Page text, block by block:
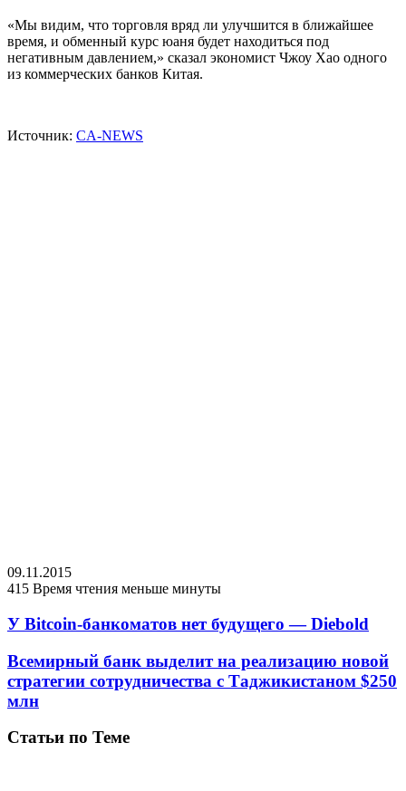
«Мы видим, что торговля вряд ли улучшится в ближайшее
время, и обменный курс юаня будет находиться под
негативным давлением,» сказал экономист Чжоу Хао одного
из коммерческих банков Китая.
Источник: CA-NEWS
09.11.2015
415 Время чтения меньше минуты
У Bitcoin-банкоматов нет будущего — Diebold
Всемирный банк выделит на реализацию новой
стратегии сотрудничества с Таджикистаном $250
млн
Статьи по Теме